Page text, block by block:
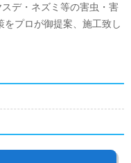
デ・ネズミ等の害虫・害
プロが御提案、施工致し